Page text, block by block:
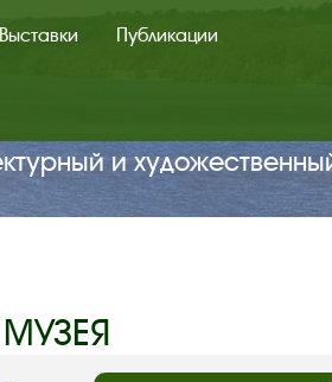
Выставки Публикации
и